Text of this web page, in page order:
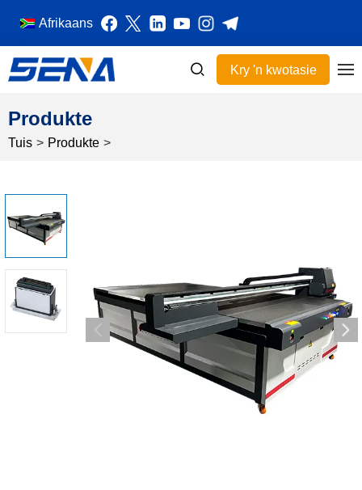
Afrikaans
Kry 'n kwotasie
Produkte
Tuis > Produkte >